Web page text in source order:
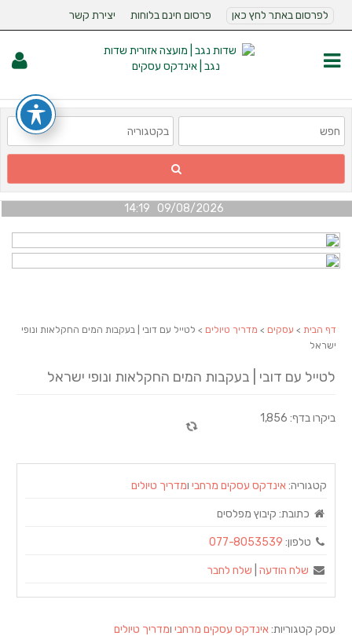
לפרסום באתר לחץ כאן פרסום חינם בלוחות יצירת קשר
09/08/2026 14:19
דף הבית > עסקים > מדריך טיולים > לטייל עם דובי | בעקבות המים החקלאות ונופי
ישראל
לטייל עם דובי | בעקבות המים החקלאות ונופי ישראל
ביקרו בדף: 1,856
קטגוריה:אינדקס עסקים מרחבי ומדריך טיולים
כתובת: קיבוץ מפלסים
טלפון: 077-8053539
שלח הודעה שלח לחבר
עסק קטגוריות:אינדקס עסקים מרחבי ומדריך טיולים